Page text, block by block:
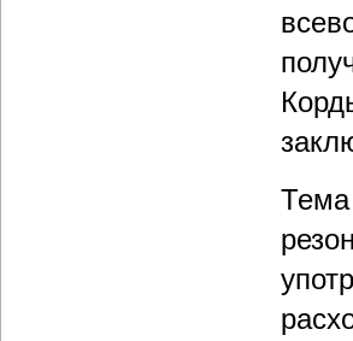
Тема